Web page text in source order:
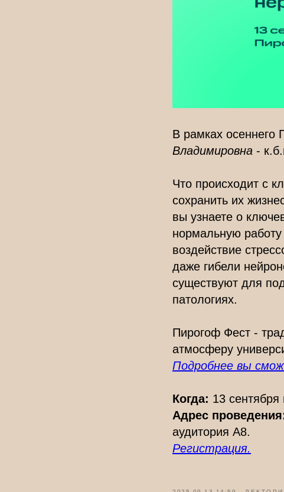
В рамках осеннего
Владимировна -
Что происходит с
сохранить их
вы узнаете о
нормальную
воздействие
даже гибели
существуют для
патологиях.
Пирогоф Фест -
атмосферу
Подробнее вы
Когда: 13 сентября
Адрес
аудитория А8.
Регистрация.